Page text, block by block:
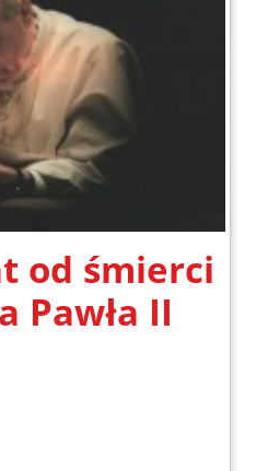
od śmierci
Pawła II